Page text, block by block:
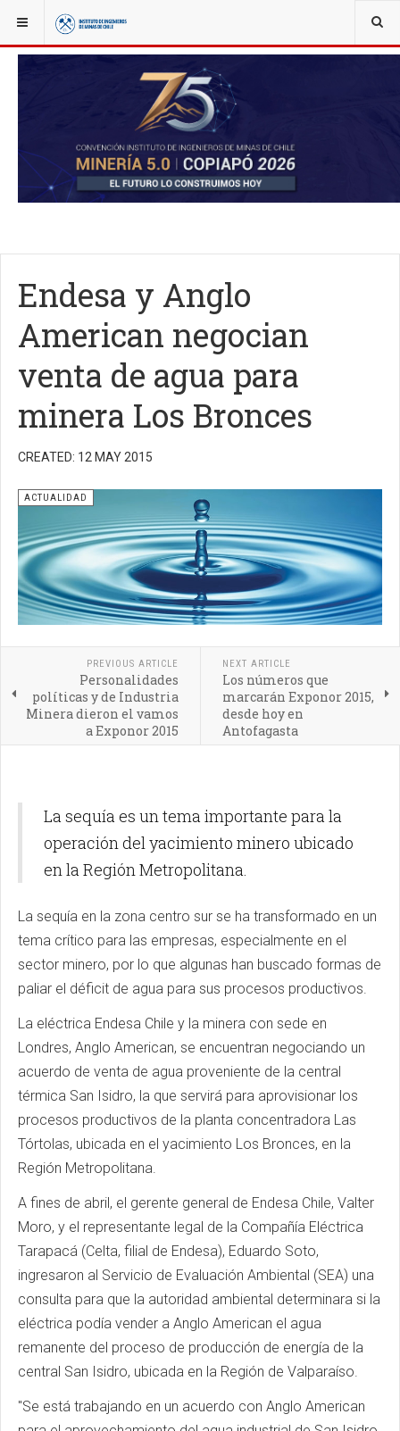
YOU ARE HERE: NOTICIAS
Endesa y Anglo
American negocian
venta de agua para
minera Los Bronces
CREATED: 12 MAY 2015
ACTUALIDAD
PREVIOUS ARTICLE
Personalidades
políticas y de Industria
Minera dieron el vamos
a Exponor 2015
NEXT ARTICLE
Los números que
marcarán Exponor 2015,
desde hoy en
Antofagasta
La sequía es un tema importante para la
operación del yacimiento minero ubicado
en la Región Metropolitana.
La sequía en la zona centro sur se ha transformado en un
tema crítico para las empresas, especialmente en el
sector minero, por lo que algunas han buscado formas de
paliar el déficit de agua para sus procesos productivos.
La eléctrica Endesa Chile y la minera con sede en
Londres, Anglo American, se encuentran negociando un
acuerdo de venta de agua proveniente de la central
térmica San Isidro, la que servirá para aprovisionar los
procesos productivos de la planta concentradora Las
Tórtolas, ubicada en el yacimiento Los Bronces, en la
Región Metropolitana.
A fines de abril, el gerente general de Endesa Chile, Valter
Moro, y el representante legal de la Compañía Eléctrica
Tarapacá (Celta, filial de Endesa), Eduardo Soto,
ingresaron al Servicio de Evaluación Ambiental (SEA) una
consulta para que la autoridad ambiental determinara si la
eléctrica podía vender a Anglo American el agua
remanente del proceso de producción de energía de la
central San Isidro, ubicada en la Región de Valparaíso.
"Se está trabajando en un acuerdo con Anglo American